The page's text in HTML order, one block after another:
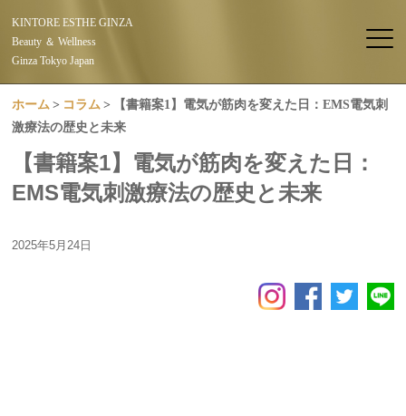
KINTORE ESTHE GINZA
Beauty ＆ Wellness
Ginza Tokyo Japan
ホーム コラム
【書籍案1】電気が筋肉を変えた日：EMS電気刺
激療法の歴史と未来
【書籍案1】電気が筋肉を変えた日：
EMS電気刺激療法の歴史と未来
2025年5月24日